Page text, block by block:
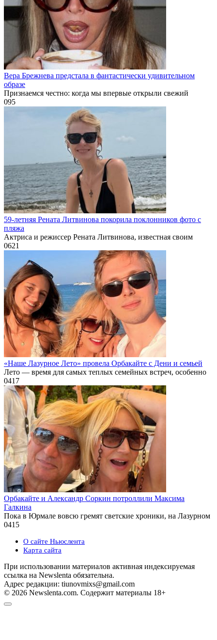
Вера Брежнева предстала в фантастически удивительном
образе
Признаемся честно: когда мы впервые открыли свежий
095
59-летняя Рената Литвинова покорила поклонников фото с
пляжа
Актриса и режиссер Рената Литвинова, известная своим
0621
«Наше Лазурное Лето» провела Орбакайте с Дени и семьей
Лето — время для самых теплых семейных встреч, особенно
0417
Орбакайте и Александр Соркин потроллили Максима
Галкина
Пока в Юрмале вовсю гремят светские хроники, на Лазурном
0415
О сайте Ньюслента
Карта сайта
При использовании материалов активная индексируемая
ссылка на Newslenta обязательна.
Адрес редакции: tiunovmixs@gmail.com
© 2026 Newslenta.com. Содержит материалы 18+